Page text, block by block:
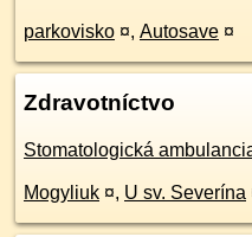
parkovisko ¤, Autosave ¤
Zdravotníctvo
Stomatologická
Mogyliuk ¤, U sv. Severína